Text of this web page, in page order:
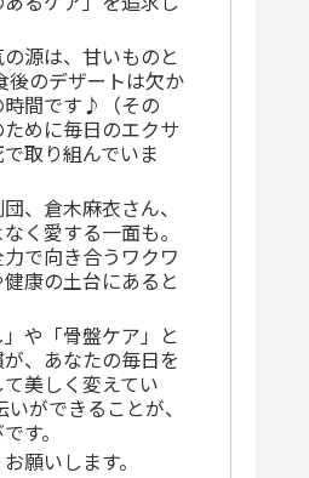
源は、甘いものと
後のデザートは欠か
時間です♪（その
めに毎日のエクサ
取り組んでいま
、倉木麻衣さん、
く愛する一面も。
で向き合うワクワ
康の土台にあると
」や「骨盤ケア」と
、あなたの毎日を
美しく変えてい
ができることが、
す。
願いします。